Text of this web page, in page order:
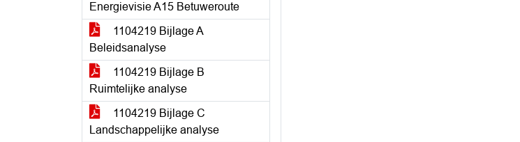
Energievisie A15 Betuweroute
1104219 Bijlage A
Beleidsanalyse
1104219 Bijlage B
Ruimtelijke analyse
1104219 Bijlage C
Landschappelijke analyse